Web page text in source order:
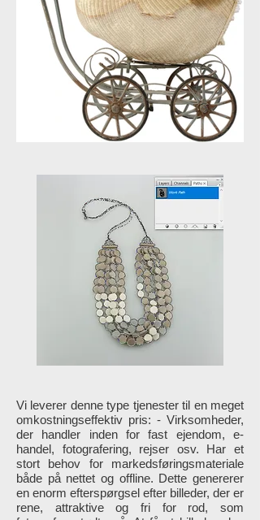
Vi leverer denne type tjenester til en meget
omkostningseffektiv pris: - Virksomheder,
der handler inden for fast ejendom, e-
handel, fotografering, rejser osv. Har et
stort behov for markedsføringsmateriale
både på nettet og offline. Dette genererer
en enorm efterspørgsel efter billeder, der er
rene, attraktive og fri for rod, som